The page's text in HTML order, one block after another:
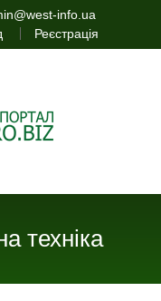
info.ua
Реєстрація
техніка